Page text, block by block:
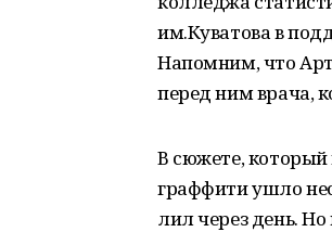
им.Куватова в
Напомним, что
перед ним врача,
В сюжете,
граффити ушло
лил через день.